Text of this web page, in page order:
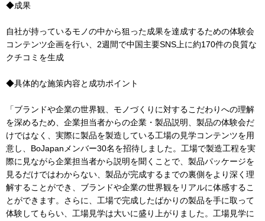
◆成果
自社が持っているモノの中から狙った成果を達成するための体験会
コンテンツ企画を行い、2週間で中国主要SNS上に約170件の良質な
クチコミを生成
◆具体的な施策内容と成功ポイント
「ブランドや企業の世界観、モノづくりに対するこだわりへの理解
を深めるため、企業担当者からの企業・製品説明、製品の体験会だ
けではなく、実際に製品を製造している工場の見学コンテンツを用
意し、BoJapanメンバー30名を招待しました。工場で製造工程を実
際に見ながら企業担当者から説明を聞くことで、製品パッケージを
見るだけではわからない、製品が完成するまでの裏側をより深く理
解することができ、ブランドや企業の世界観をリアルに体感するこ
とができます。さらに、工場で完成したばかりの製品を手に取って
体験してもらい、工場見学は大いに盛り上がりました。工場見学に